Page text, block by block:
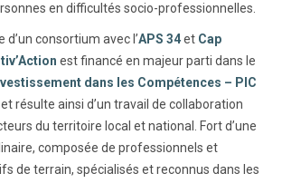
en difficultés socio-professionnelles.
d’un consortium avec l’APS 34et Cap
est financé en majeur parti dans le
dans les Compétences – PIC
et résulte ainsi d’un travail de collaboration
du territoire local et national. Fort d’une
composée de professionnels et
de terrain, spécialisés et reconnus dans les